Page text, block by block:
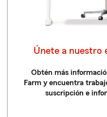
Únete a nuestro
Obtén más
Farm y encuentra
suscripción e